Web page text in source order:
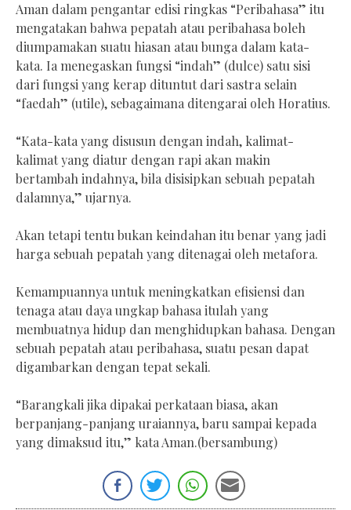
Aman dalam pengantar edisi ringkas “Peribahasa” itu
mengatakan bahwa pepatah atau peribahasa boleh
diumpamakan suatu hiasan atau bunga dalam kata-
kata. Ia menegaskan fungsi “indah” (dulce) satu sisi
dari fungsi yang kerap dituntut dari sastra selain
“faedah” (utile), sebagaimana ditengarai oleh Horatius.
“Kata-kata yang disusun dengan indah, kalimat-
kalimat yang diatur dengan rapi akan makin
bertambah indahnya, bila disisipkan sebuah pepatah
dalamnya,” ujarnya.
Akan tetapi tentu bukan keindahan itu benar yang jadi
harga sebuah pepatah yang ditenagai oleh metafora.
Kemampuannya untuk meningkatkan efisiensi dan
tenaga atau daya ungkap bahasa itulah yang
membuatnya hidup dan menghidupkan bahasa. Dengan
sebuah pepatah atau peribahasa, suatu pesan dapat
digambarkan dengan tepat sekali.
“Barangkali jika dipakai perkataan biasa, akan
berpanjang-panjang uraiannya, baru sampai kepada
yang dimaksud itu,” kata Aman.(bersambung)